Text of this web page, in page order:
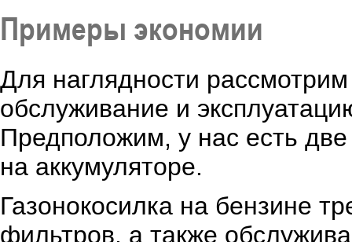
Примеры экономии
Для наглядности
обслуживание и
Предположим, у нас есть две
на аккумуляторе.
Газонокосилка на бензине
фильтров, а также